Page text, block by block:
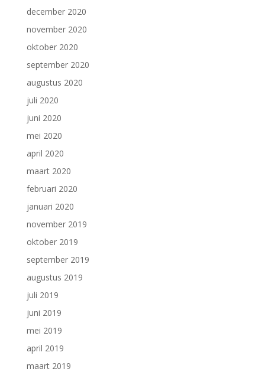
december 2020
november 2020
oktober 2020
september 2020
augustus 2020
juli 2020
juni 2020
mei 2020
april 2020
maart 2020
februari 2020
januari 2020
november 2019
oktober 2019
september 2019
augustus 2019
juli 2019
juni 2019
mei 2019
april 2019
maart 2019